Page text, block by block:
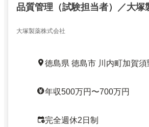
品質管理（試験担当者）／大
大塚製薬株式会社
徳島県 徳島市 川内町加賀須
年収500万円〜700万円
完全週休2日制